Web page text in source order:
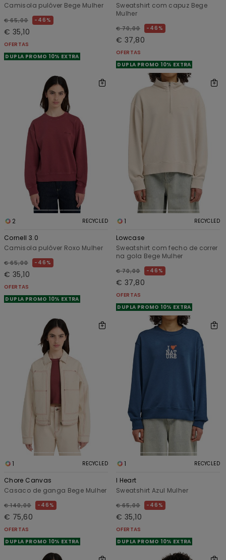
Camisola pulôver Bege Mulher
€ 65,00 46%
€ 35,10
OFERTAS
DUPLA PROMO 10% EXTRA
Sweatshirt com capuz Bege
Mulher
€ 70,00 46%
€ 37,80
OFERTAS
DUPLA PROMO 10% EXTRA
2 RECYCLED
Cornell 3.0
Camisola pulôver Roxo Mulher
€ 65,00 46%
€ 35,10
OFERTAS
DUPLA PROMO 10% EXTRA
1 RECYCLED
Lowcase
Sweatshirt com fecho de correr
na gola Bege Mulher
€ 70,00 46%
€ 37,80
OFERTAS
DUPLA PROMO 10% EXTRA
1 RECYCLED
Chore Canvas
Casaco de ganga Bege Mulher
€ 140,00 46%
€ 75,60
OFERTAS
DUPLA PROMO 10% EXTRA
1 RECYCLED
I Heart
Sweatshirt Azul Mulher
€ 65,00 46%
€ 35,10
OFERTAS
DUPLA PROMO 10% EXTRA